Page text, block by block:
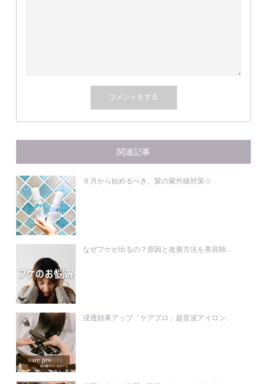
関連記事
６月から始めるべき、髪の紫外線対策☆
なぜフケが出るの？原因と改善方法を美容師...
浸透効果アップ「ケアプロ」超音波アイロン...